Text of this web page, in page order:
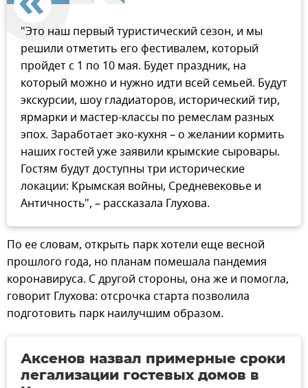
"Это наш первый туристический сезон, и мы
решили отметить его фестивалем, который
пройдет с 1 по 10 мая. Будет праздник, на
который можно и нужно идти всей семьей. Будут
экскурсии, шоу гладиаторов, исторический тир,
ярмарки и мастер-классы по ремеслам разных
эпох. Заработает эко-кухня – о желании кормить
наших гостей уже заявили крымские сыровары.
Гостям будут доступны три исторические
локации: Крымская войны, Средневековье и
Античность", – рассказала Глухова.
По ее словам, открыть парк хотели еще весной
прошлого года, но планам помешала пандемия
коронавируса. С другой стороны, она же и помогла,
говорит Глухова: отсрочка старта позволила
подготовить парк наилучшим образом.
Аксенов назвал примерные сроки
легализации гостевых домов в